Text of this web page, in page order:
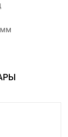
мм